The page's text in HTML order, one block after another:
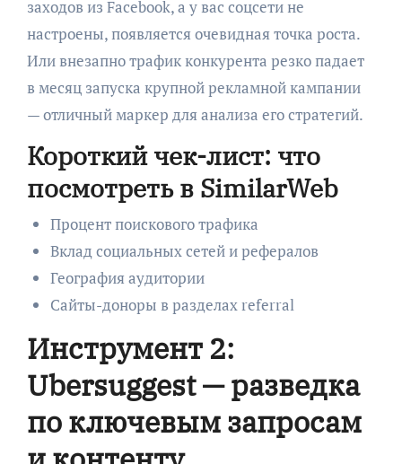
заходов из Facebook, а у вас соцсети не
настроены, появляется очевидная точка роста.
Или внезапно трафик конкурента резко падает
в месяц запуска крупной рекламной кампании
— отличный маркер для анализа его стратегий.
Короткий чек-лист: что
посмотреть в SimilarWeb
Процент поискового трафика
Вклад социальных сетей и рефералов
География аудитории
Сайты-доноры в разделах referral
Инструмент 2:
Ubersuggest — разведка
по ключевым запросам